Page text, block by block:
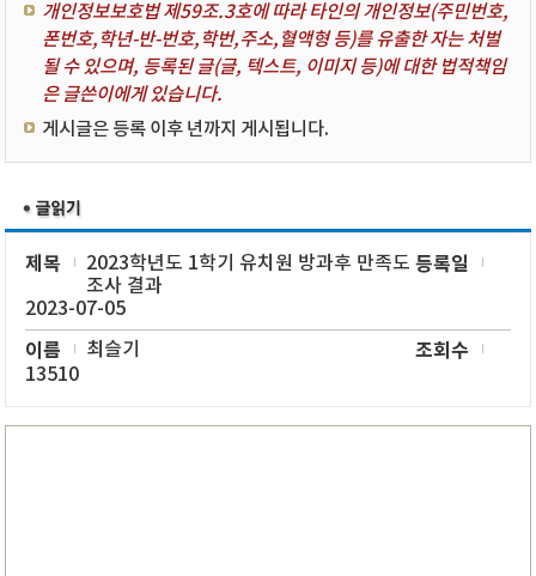
개인정보보호법 제59조.3호에 따라 타인의 개인정보(주민번호,
폰번호,학년-반-번호,학번,주소,혈액형 등)를 유출한 자는 처벌
될 수 있으며, 등록된 글(글, 텍스트, 이미지 등)에 대한 법적책임
은 글쓴이에게 있습니다.
게시글은 등록 이후 년까지 게시됩니다.
제목
2023학년도 1학기 유치원 방과후 만족도
조사 결과
등록일
2023-07-05
이름 최슬기 조회수
13510